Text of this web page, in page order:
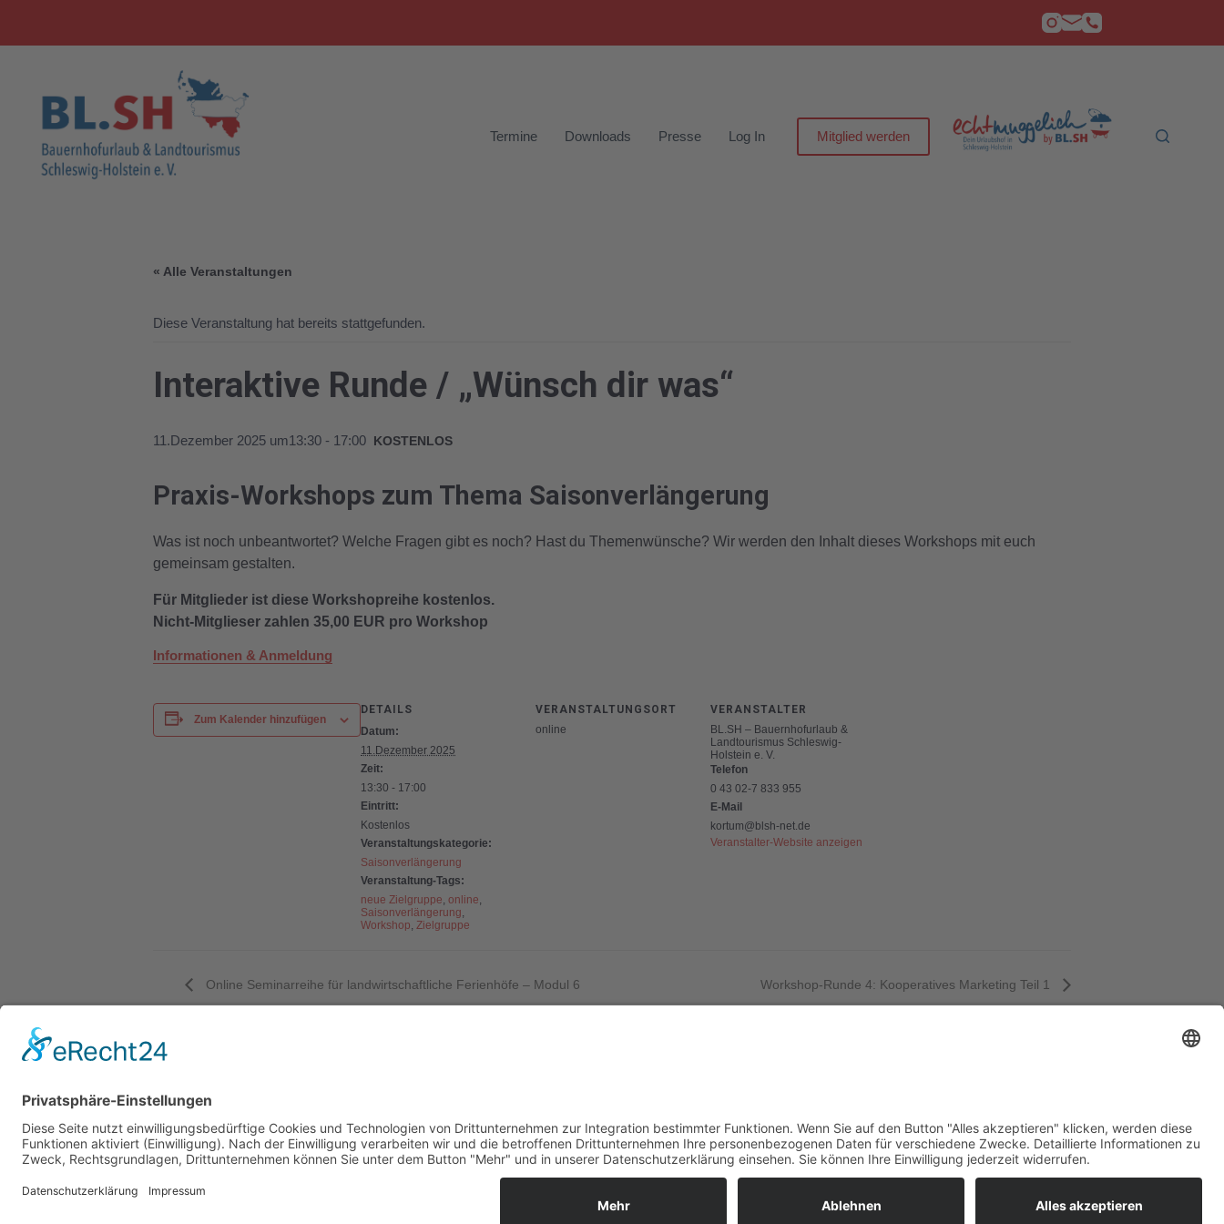
Termine Downloads Presse Log In Mitglied werden
« Alle Veranstaltungen
Diese Veranstaltung hat bereits stattgefunden.
Interaktive Runde / „Wünsch dir was“
11.Dezember 2025 um13:30 - 17:00 KOSTENLOS
Praxis-Workshops zum Thema Saisonverlängerung
Was ist noch unbeantwortet? Welche Fragen gibt es noch? Hast du Themenwünsche? Wir werden den Inhalt dieses Workshops mit euch
gemeinsam gestalten.
Für Mitglieder ist diese Workshopreihe kostenlos.
Nicht-Mitglieser zahlen 35,00 EUR pro Workshop
Informationen & Anmeldung
Zum Kalender hinzufügen
DETAILS
Datum:
11.Dezember 2025
Zeit:
13:30 - 17:00
Eintritt:
Kostenlos
Veranstaltungskategorie:
Saisonverlängerung
Veranstaltung-Tags:
neue Zielgruppe, online,
Saisonverlängerung,
Workshop, Zielgruppe
VERANSTALTUNGSORT
online
VERANSTALTER
BL.SH – Bauernhofurlaub &
Landtourismus Schleswig-
Holstein e. V.
Telefon
0 43 02-7 833 955
E-Mail
kortum@blsh-net.de
Veranstalter-Website anzeigen
Online Seminarreihe für landwirtschaftliche Ferienhöfe – Modul 6 Workshop-Runde 4: Kooperatives Marketing Teil 1
und nach Vereinbarung!
Kalender anzeigen
Adresse:Alte Dorfstraße
Datenschutzerklärung